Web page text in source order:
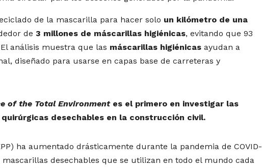
de la mascarilla para hacer solo un kilómetro de una
de 3 millones de máscarillas higiénicas, evitando que 93
análisis muestra que las máscarillas higiénicas ayudan a
diseñado para usarse en capas base de carreteras y
of the Total Environmentes el primero en investigar las
desechables en la construcción civil.
ha aumentado drásticamente durante la pandemia de COVID-
desechables que se utilizan en todo el mundo cada